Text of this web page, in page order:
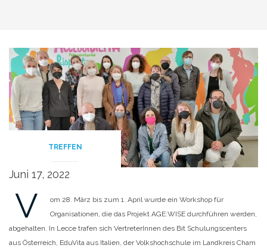
TREFFEN
Juni 17, 2022
V
om 28. März bis zum 1. April wurde ein Workshop für
Organisationen, die das Projekt AGE:WISE durchführen werden,
abgehalten. In Lecce trafen sich VertreterInnen des Bit Schulungscenters
aus Österreich, EduVita aus Italien, der Volkshochschule im Landkreis Cham